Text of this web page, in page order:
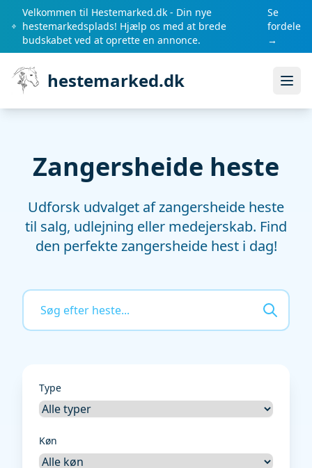
Velkommen til Hestemarked.dk - Din nye
hestemarkedsplads! Hjælp os med at brede
budskabet ved at oprette en annonce.
Se
fordele
→
hestemarked.dk Åbn
Zangersheide heste
Udforsk udvalget af zangersheide heste
til salg, udlejning eller medejerskab. Find
den perfekte zangersheide hest i dag!
Type
Køn